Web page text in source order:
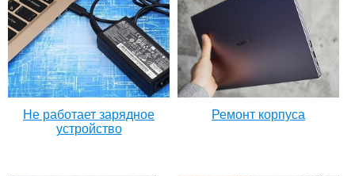
Не работает зарядное
устройство
Ремонт корпуса